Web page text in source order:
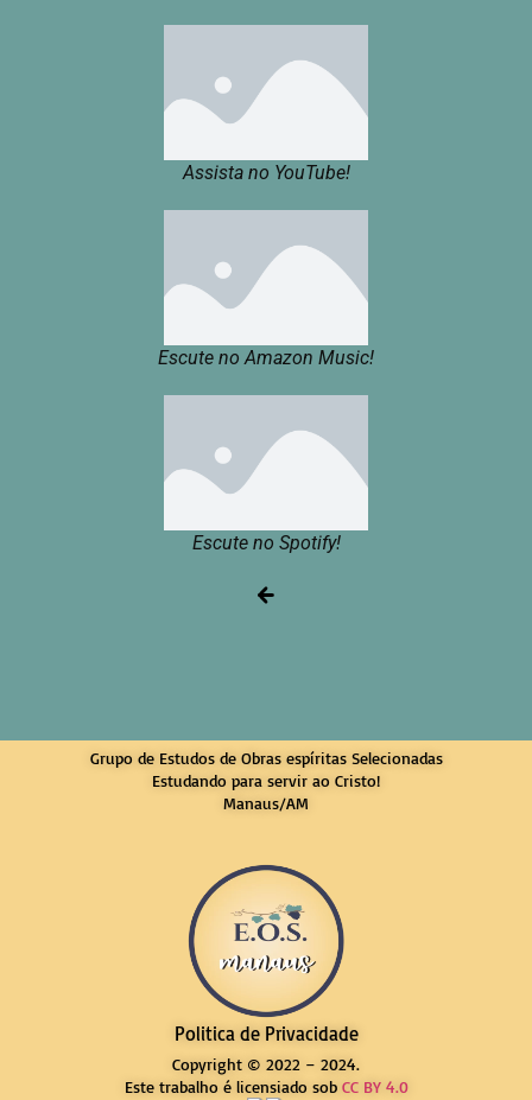
Assista no YouTube!
Escute no Amazon Music!
Escute no Spotify!
Grupo de Estudos de Obras espíritas Selecionadas
Estudando para servir ao Cristo!
Manaus/AM
Politica de Privacidade
Copyright © 2022 – 2024.
Este trabalho é licensiado sob CC BY 4.0